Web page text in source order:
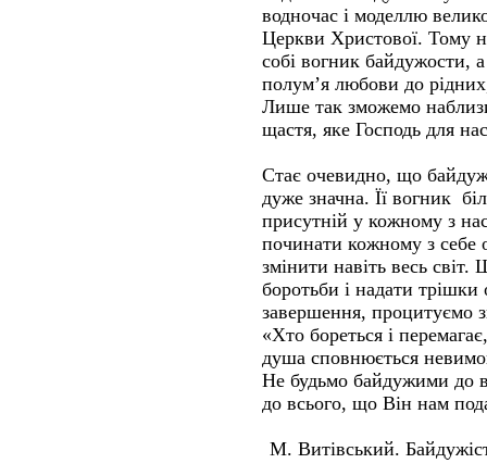
водночас і моделлю
Церкви Христової. Тому
собі вогник байдужости,
полум’я любови до
Лише так зможемо
щастя, яке Господь для
Стає очевидно, що
дуже значна. Її вогник
присутній у кожному з
починати кожному з себе
змінити навіть весь
боротьби і надати
завершення, процитуємо
«Хто бореться і
душа сповнюється
Не будьмо байдужими до
до всього, що Він нам
М. Витівський.